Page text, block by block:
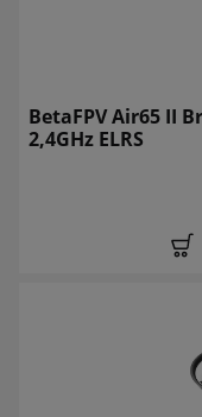
BetaFPV Air65 II
2,4GHz ELRS